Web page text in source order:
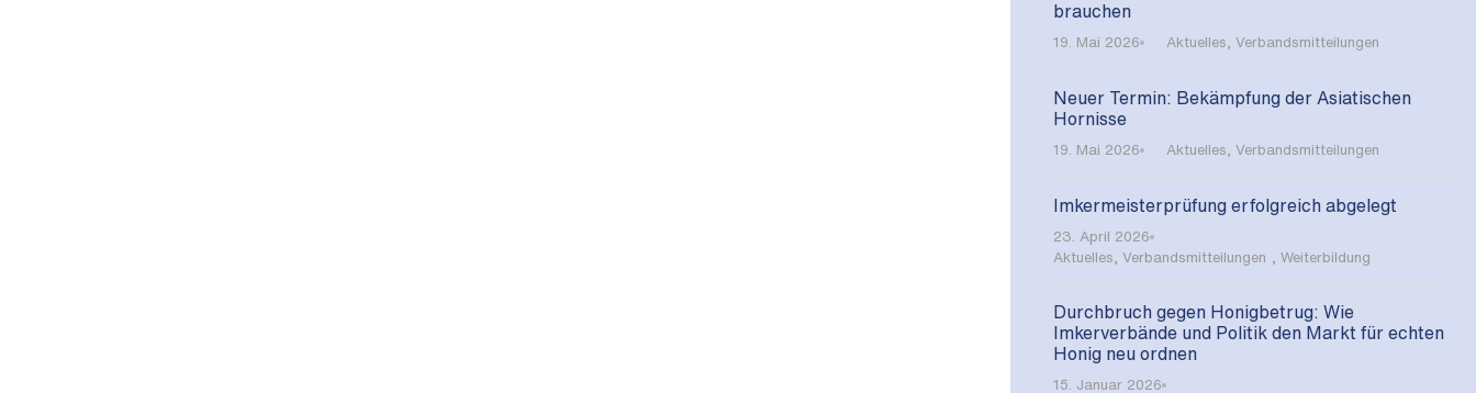
brauchen
19. Mai 2026 Aktuelles ,Verbandsmitteilungen
Neuer Termin: Bekämpfung der Asiatischen
Hornisse
19. Mai 2026 Aktuelles ,Verbandsmitteilungen
Imkermeisterprüfung erfolgreich abgelegt
23. April 2026
Aktuelles ,Verbandsmitteilungen ,Weiterbildung
Durchbruch gegen Honigbetrug: Wie
Imkerverbände und Politik den Markt für echten
Honig neu ordnen
15. Januar 2026